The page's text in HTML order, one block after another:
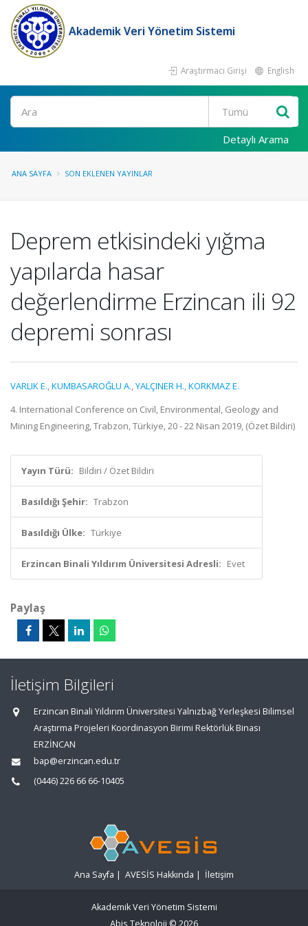
Akademik Veri Yönetim Sistemi
Araştırmacı Girişi English
Ara
Detaylı Arama
ANA SAYFA SON EKLENEN YAYINLAR
Deprem etkisindeki yığma
yapılarda hasar
değerlendirme Erzincan ili 92
depremi sonrası
VARLIK E.,KUMBASAROĞLU A.,YALÇINER H.,KORKMAZ E.
4. International Conference on Civil, Environmental, Geology and
Mining Engineering, Trabzon, Türkiye, 20 - 22 Nisan 2019, (Özet Bildiri)
Yayın Türü: Bildiri / Özet Bildiri
Basıldığı Şehir: Trabzon
Basıldığı Ülke: Türkiye
Erzincan Binali Yıldırım Üniversitesi Adresli: Evet
Paylaş
İletişim Bilgileri
Erzincan Binali Yıldırım Üniversitesi Yalnızbağ Yerleşkesi Bilimsel
Araştırma Projeleri Koordinasyon Birimi Rektörlük Binası
ERZİNCAN
bap@erzincan.edu.tr
(0446) 226 66 66-10405
Ana Sayfa | AVESİS Hakkında | İletişim
Akademik Veri Yönetim Sistemi
Abis Teknoloji © 2026